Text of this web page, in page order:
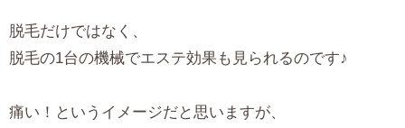
脱毛だけではなく、
脱毛の1台の機械でエステ効果も見られるのです♪
痛い！というイメージだと思いますが、